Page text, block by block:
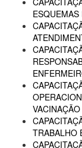
TRABALHO